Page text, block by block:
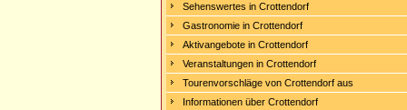
Sehenswertes in Crottendorf
Gastronomie in Crottendorf
Aktivangebote in Crottendorf
Veranstaltungen in Crottendorf
Tourenvorschläge von Crottendorf aus
Informationen über Crottendorf